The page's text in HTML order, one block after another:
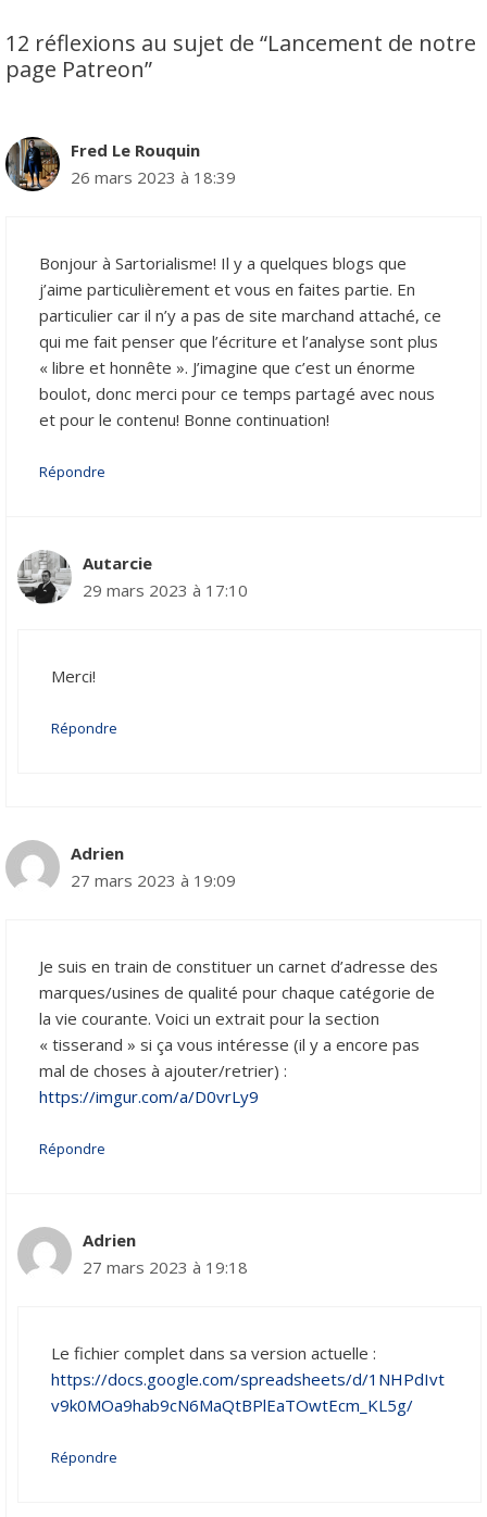
12 réflexions au sujet de “Lancement de notre
page Patreon”
Fred Le Rouquin
26 mars 2023 à 18:39
Bonjour à Sartorialisme! Il y a quelques blogs que
j’aime particulièrement et vous en faites partie. En
particulier car il n’y a pas de site marchand attaché, ce
qui me fait penser que l’écriture et l’analyse sont plus
« libre et honnête ». J’imagine que c’est un énorme
boulot, donc merci pour ce temps partagé avec nous
et pour le contenu! Bonne continuation!
Répondre
Autarcie
29 mars 2023 à 17:10
Merci!
Répondre
Adrien
27 mars 2023 à 19:09
Je suis en train de constituer un carnet d’adresse des
marques/usines de qualité pour chaque catégorie de
la vie courante. Voici un extrait pour la section
« tisserand » si ça vous intéresse (il y a encore pas
mal de choses à ajouter/retrier) :
https://imgur.com/a/D0vrLy9
Répondre
Adrien
27 mars 2023 à 19:18
Le fichier complet dans sa version actuelle :
https://docs.google.com/spreadsheets/d/1NHPdIvt
v9k0MOa9hab9cN6MaQtBPlEaTOwtEcm_KL5g/
Répondre